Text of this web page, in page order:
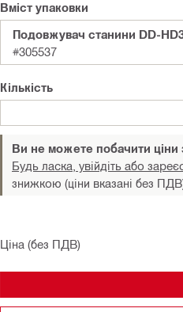
Вміст упаковки
Подовжувач станини DD-
#305537
Кількість
Ви не можете побачити ціни
Будь ласка, увійдіть або
знижкою (ціни вказані без
Ціна (без ПДВ)